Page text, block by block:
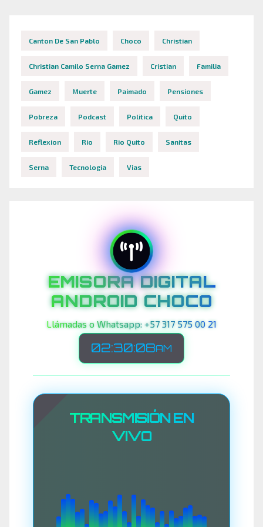
Canton De San Pablo Choco Christian
Christian Camilo Serna Gamez Cristian Familia
Gamez Muerte Paimado Pensiones
Pobreza Podcast Politica Quito
Reflexion Rio Rio Quito Sanitas
Serna Tecnologia Vias
EMISORA DIGITAL
ANDROID CHOCO
Llámadas o Whatsapp: +57 317 575 00 21
02:30:11AM
TRANSMISIÓN EN
VIVO